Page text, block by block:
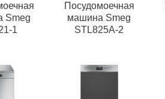
Smeg
1
Посудомоечная
машина Smeg
STL825A-2